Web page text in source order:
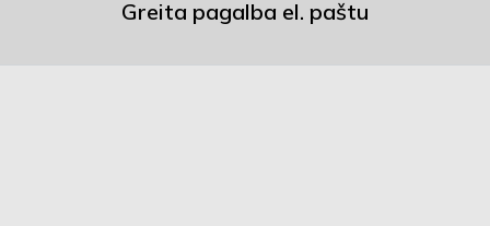
Greita pagalba el. paštu